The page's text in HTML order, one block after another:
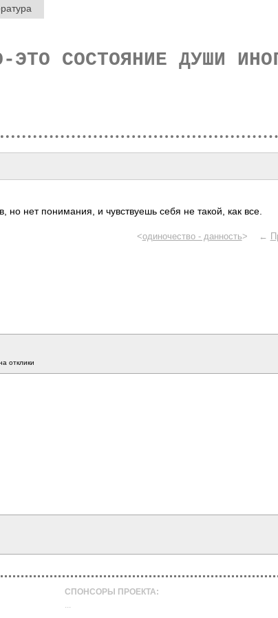
ЭТО СОСТОЯНИЕ ДУШИ
но нет пони­мания, и чувс­твуешь себя не такой, как все.
<одиночество - данность> ←
отклики
СПОНСОРЫ ПРОЕКТА:
...